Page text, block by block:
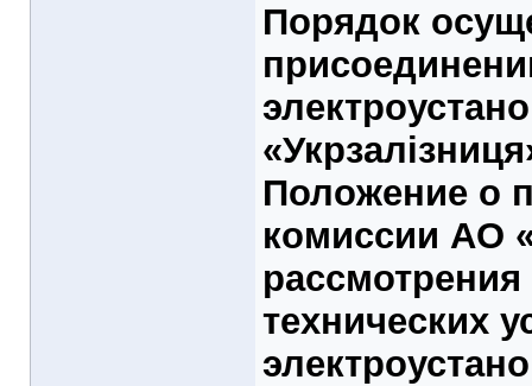
Порядок
Положение о
комиссии АО
технических